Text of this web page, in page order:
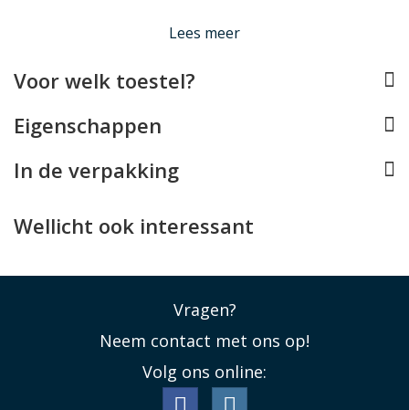
Speciaal voor de iPhone 11
dit toestel op maat gemaakt werd, is de pasvorm
Lightning aansluiting blijft vrij evenals de camera's.
iPhone 11 in het BMW case zit.
Lees meer
Voor welk toestel?
Eigenschappen
In de verpakking
Wellicht ook interessant
Vragen?
Neem contact met ons op!
Volg ons online: